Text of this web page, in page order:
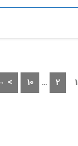
1
2
…
10
→